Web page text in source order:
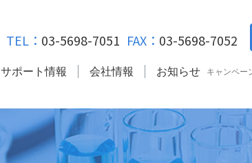
TEL： 03-5698-7051 FAX： 03-5698-7052
サポート情報 会社情報 お知らせ キャンペー